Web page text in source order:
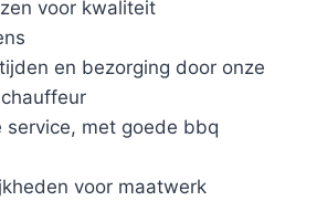
voor kwaliteit
en bezorging door onze
service, met goede bbq
voor maatwerk